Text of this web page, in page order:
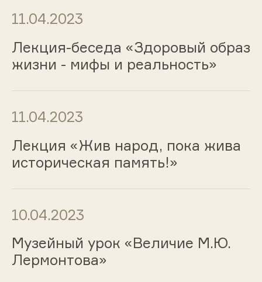
11.04.2023
Лекция-беседа «Здоровый образ
жизни - мифы и реальность»
11.04.2023
Лекция «Жив народ, пока жива
историческая память!»
10.04.2023
Музейный урок «Величие М.Ю.
Лермонтова»